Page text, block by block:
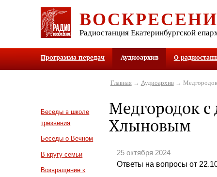
Радиостанция Екатеринбургской
Программа передач Аудиоархив О
Беседы в школе
трезвения
Беседы о Вечном
В кругу семьи
Возвращение к
Главная→ Аудиоархив→ Медгородок
Медгородок с
Хлыновым
25 октября 2024
Ответы на вопросы от